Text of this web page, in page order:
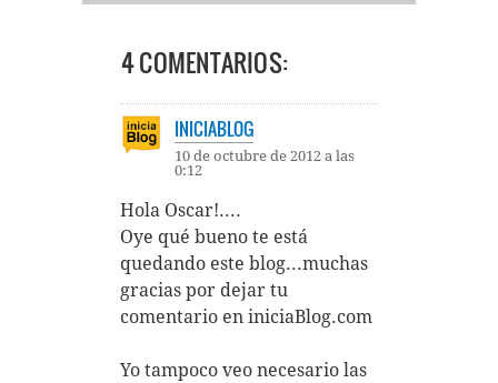
4 COMENTARIOS:
INICIABLOG
10 de octubre de 2012 a las
0:12
Hola Oscar!....
Oye qué bueno te está
quedando este blog...muchas
gracias por dejar tu
comentario en iniciaBlog.com
Yo tampoco veo necesario las